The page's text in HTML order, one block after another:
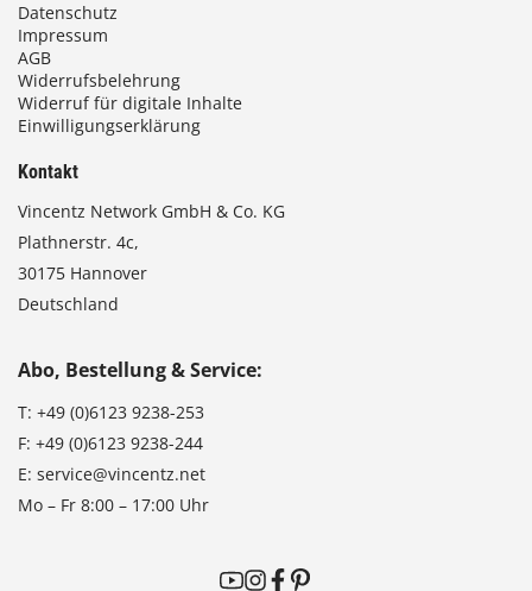
Datenschutz
Impressum
AGB
Widerrufsbelehrung
Widerruf für digitale Inhalte
Einwilligungserklärung
Kontakt
Vincentz Network GmbH & Co. KG
Plathnerstr. 4c,
30175 Hannover
Deutschland
Abo, Bestellung & Service:
T: +49 (0)6123 9238-253
F: +49 (0)6123 9238-244
E: service@vincentz.net
Mo – Fr 8:00 – 17:00 Uhr